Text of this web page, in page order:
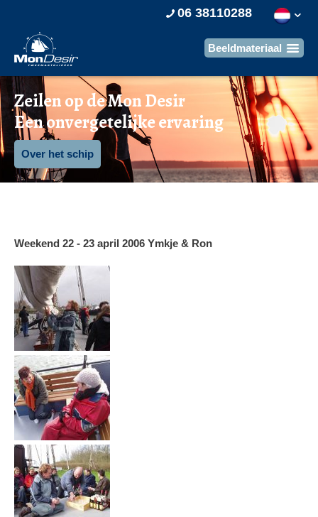
06 38110288
Zeilen op de Mon Desir
Een onvergetelijke ervaring
Over het schip
Weekend 22 - 23 april 2006 Ymkje & Ron